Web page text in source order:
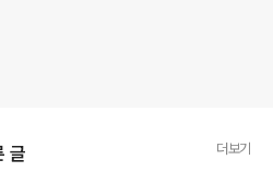
글 더보기